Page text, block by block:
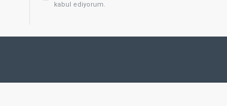
kabul ediyorum.